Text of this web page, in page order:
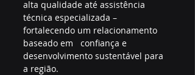
alta qualidade até assistência
técnica especializada –
fortalecendo um relacionamento
baseado em   confiança e
desenvolvimento sustentável para
a região.